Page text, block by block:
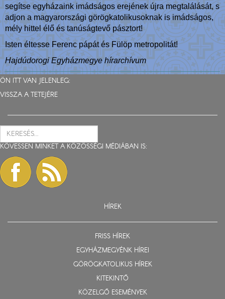
segítse egyházaink imádságos erejének újra megtalálását, s
adjon a magyarországi görögkatolikusoknak is imádságos,
mély hittel élő és tanúságtevő pásztort!
Isten éltesse Ferenc pápát és Fülöp metropolitát!
Hajdúdorogi Egyházmegye hírarchívum
ÖN ITT VAN JELENLEG:
VISSZA A TETEJÉRE
KÖVESSEN MINKET A KÖZÖSSÉGI MÉDIÁBAN IS:
HÍREK
FRISS HÍREK
EGYHÁZMEGYÉNK HÍREI
GÖRÖGKATOLIKUS HÍREK
KITEKINTŐ
KÖZELGŐ ESEMÉNYEK